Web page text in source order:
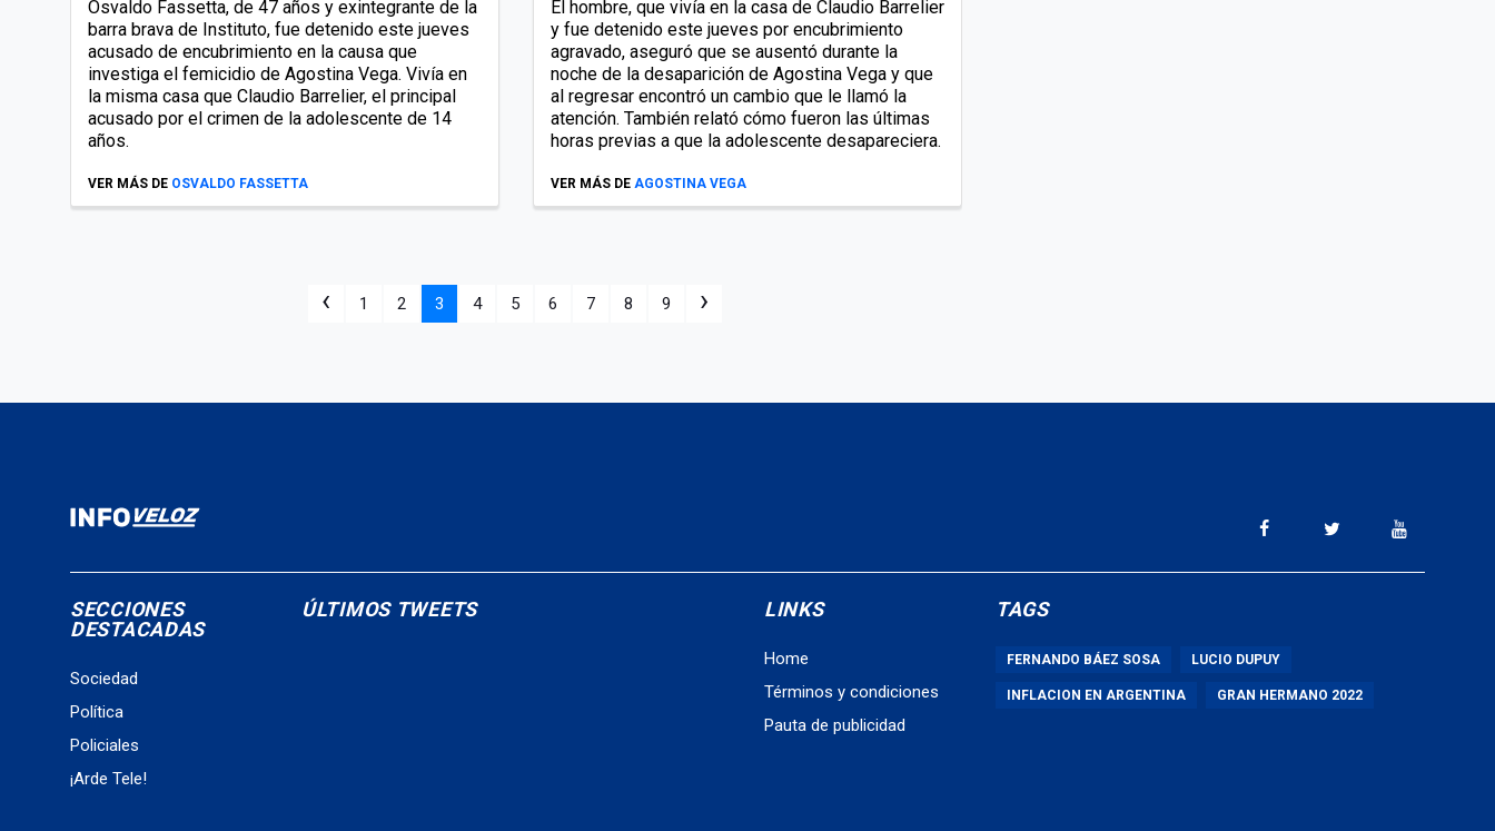
Osvaldo Fassetta, de 47 años y exintegrante de la
barra brava de Instituto, fue detenido este jueves
acusado de encubrimiento en la causa que
investiga el femicidio de Agostina Vega. Vivía en
la misma casa que Claudio Barrelier, el principal
acusado por el crimen de la adolescente de 14
años.
VER MÁS DE OSVALDO FASSETTA
El hombre, que vivía en la casa de Claudio Barrelier
y fue detenido este jueves por encubrimiento
agravado, aseguró que se ausentó durante la
noche de la desaparición de Agostina Vega y que
al regresar encontró un cambio que le llamó la
atención. También relató cómo fueron las últimas
horas previas a que la adolescente desapareciera.
VER MÁS DE AGOSTINA VEGA
‹ 1 2 3 4 5 6 7 8 9 ›
SECCIONES
DESTACADAS
Sociedad
Política
Policiales
¡Arde Tele!
ÚLTIMOS TWEETS LINKS
Home
Términos y condiciones
Pauta de publicidad
TAGS
FERNANDO BÁEZ SOSA LUCIO DUPUY
INFLACION EN ARGENTINA GRAN HERMANO 2022